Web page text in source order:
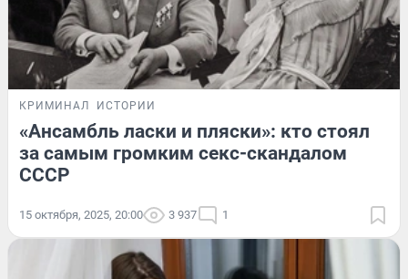
КРИМИНАЛ ИСТОРИИ
«Ансамбль ласки и пляски»: кто стоял
за самым громким секс-скандалом
СССР
15 октября, 2025, 20:00 3 937 1